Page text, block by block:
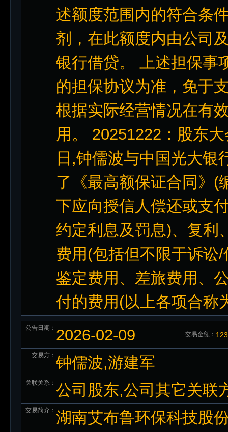
述额度范围内的符合条
剂，在此额度内由公司
银行借贷。 上述担保事
的担保协议为准，免于
根据实际经营情况在有
用。 20251222：股东
日,钟儒波与中国光大银
了《最高额保证合同》(
下应向授信人偿还或支
约定利息及罚息)、复利
费用(包括但不限于诉讼
鉴定费用、差旅费用、
付的费用(以上各项合称
公告日期： 2026-02-09 交易金额：
交易方： 钟儒波,游建军
关联关系： 公司股东,公司其它关联
交易简介： 湖南艾布鲁环保科技股